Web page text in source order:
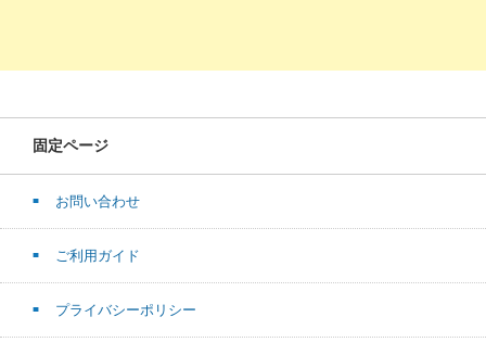
固定ページ
お問い合わせ
ご利用ガイド
プライバシーポリシー